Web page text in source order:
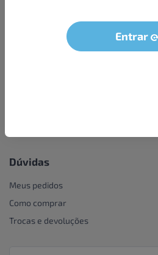
Entrar
Seja um parceiro
LGPD - Solicitação dos dados do titular
Dúvidas
Meus pedidos
Como comprar
Trocas e devoluções